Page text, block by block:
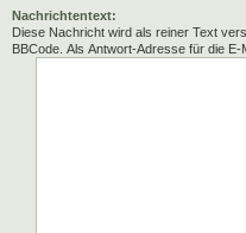
Nachrichtentext:
Diese Nachricht wird als reiner Text
BBCode. Als Antwort-Adresse für die